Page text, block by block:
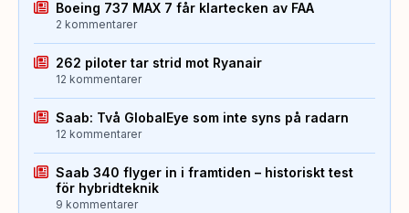
Boeing 737 MAX 7 får klartecken av FAA
2 kommentarer
262 piloter tar strid mot Ryanair
12 kommentarer
Saab: Två GlobalEye som inte syns på radarn
12 kommentarer
Saab 340 flyger in i framtiden – historiskt test
för hybridteknik
9 kommentarer